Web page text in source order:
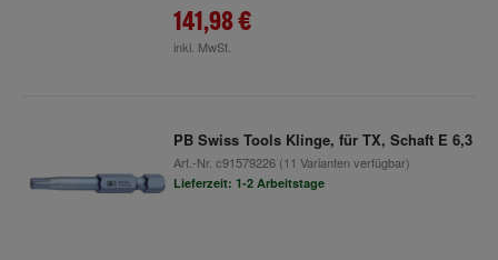
141,98 €
inkl. MwSt.
PB Swiss Tools Klinge, für TX, Schaft E 6,3
Art.-Nr. c91579226(11 Varianten verfügbar)
Lieferzeit: 1-2 Arbeitstage